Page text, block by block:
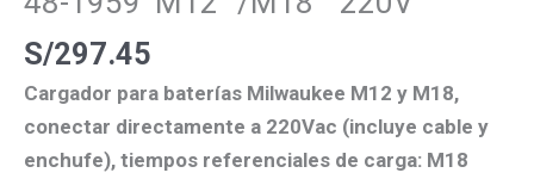
S/297.45
Cargador para baterías Milwaukee M12 y M18,
conectar directamente a 220Vac (incluye cable y
enchufe), tiempos referenciales de carga: M18